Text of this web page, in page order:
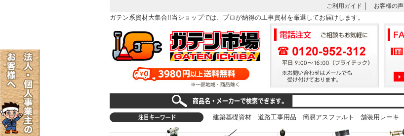
ご利用ガイド お客様の声
ガテン系資材大集合!!当ショップでは、プロが納得の工事資材を厳選してお届けします。
建築基礎資材 道路工事用品 簡易アスファルト 舗装用レーキ